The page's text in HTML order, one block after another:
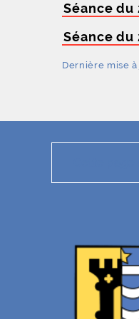
Séance du
Séance du
Dernière mise